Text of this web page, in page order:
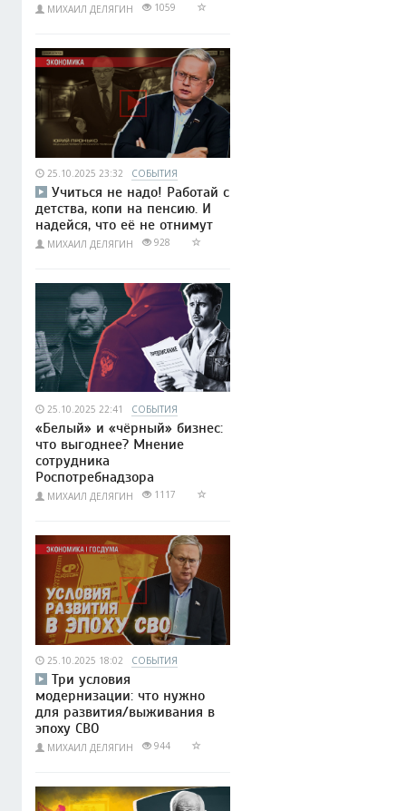
МИХАИЛ ДЕЛЯГИН 1059
25.10.2025 23:32 СОБЫТИЯ
Учиться не надо! Работай с
детства, копи на пенсию. И
надейся, что её не отнимут
МИХАИЛ ДЕЛЯГИН 928
25.10.2025 22:41 СОБЫТИЯ
«Белый» и «чёрный» бизнес:
что выгоднее? Мнение
сотрудника
Роспотребнадзора
МИХАИЛ ДЕЛЯГИН 1117
25.10.2025 18:02 СОБЫТИЯ
Три условия
модернизации: что нужно
для развития/выживания в
эпоху СВО
МИХАИЛ ДЕЛЯГИН 944